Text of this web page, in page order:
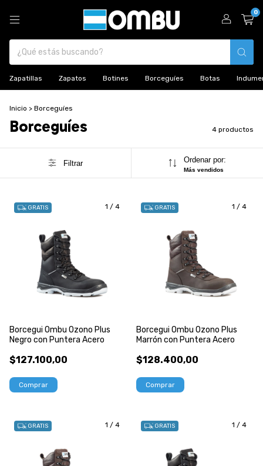
0
Zapatillas Zapatos Botines Borceguíes Botas
Inicio > Borceguíes
Borceguíes 4 productos
Filtrar Ordenar por:
Más vendidos
1 / 4
GRATIS
Borcegui Ombu Ozono Plus
Negro con Puntera Acero
$127.100,00
Comprar
1 / 4
GRATIS
Borcegui Ombu Ozono Plus
Marrón con Puntera Acero
$128.400,00
Comprar
1 / 4
GRATIS 1 / 4
GRATIS